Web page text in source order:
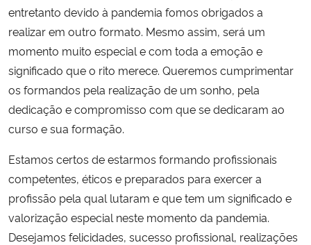
Ministério da Mulher, da Família e dos Direitos Humanos
Secretaria-Geral
Secretaria de Governo
Advocacia-Geral da União
Banco Central do Brasil
entretanto devido à pandemia fomos obrigados a
realizar em outro formato. Mesmo assim, será um
momento muito especial e com toda a emoção e
significado que o rito merece. Queremos cumprimentar
os formandos pela realização de um sonho, pela
dedicação e compromisso com que se dedicaram ao
curso e sua formação.
Estamos certos de estarmos formando profissionais
competentes, éticos e preparados para exercer a
profissão pela qual lutaram e que tem um significado e
valorização especial neste momento da pandemia.
Desejamos felicidades, sucesso profissional, realizações